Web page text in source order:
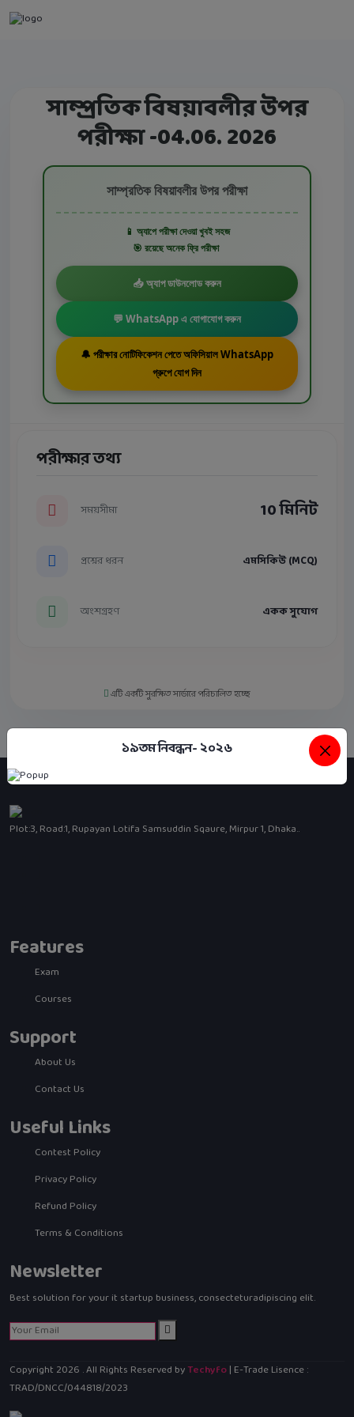
সাম্প্রতিক বিষয়াবলীর উপর
পরীক্ষা -04.06. 2026
সাম্প্রতিক বিষয়াবলীর উপর পরীক্ষা
📱 অ্যাপে পরীক্ষা দেওয়া খুবই সহজ
🎯 রয়েছে অনেক ফ্রি পরীক্ষা
📥 অ্যাপ ডাউনলোড করুন
💬 WhatsApp এ যোগাযোগ করুন
🔔 পরীক্ষার নোটিফিকেশন পেতে অফিসিয়াল WhatsApp
গ্রুপে যোগ দিন
পরীক্ষার তথ্য
সময়সীমা 10 মিনিট
প্রশ্নের ধরন এমসিকিউ (MCQ)
অংশগ্রহণ একক সুযোগ
এটি একটি সুরক্ষিত সার্ভারে পরিচালিত হচ্ছে
Plot:3, Road:1, Rupayan Lotifa Samsuddin Sqaure, Mirpur 1, Dhaka..
Features
Exam
Courses
Support
About Us
Contact Us
Useful Links
Contest Policy
Privacy Policy
Refund Policy
Terms & Conditions
Newsletter
Best solution for your it startup business, consecteturadipiscing elit.
Copyright 2026 . All Rights Reserved byTechyfo| E-Trade Lisence :
TRAD/DNCC/044818/2023
১৯তম নিবন্ধন- ২০২৬